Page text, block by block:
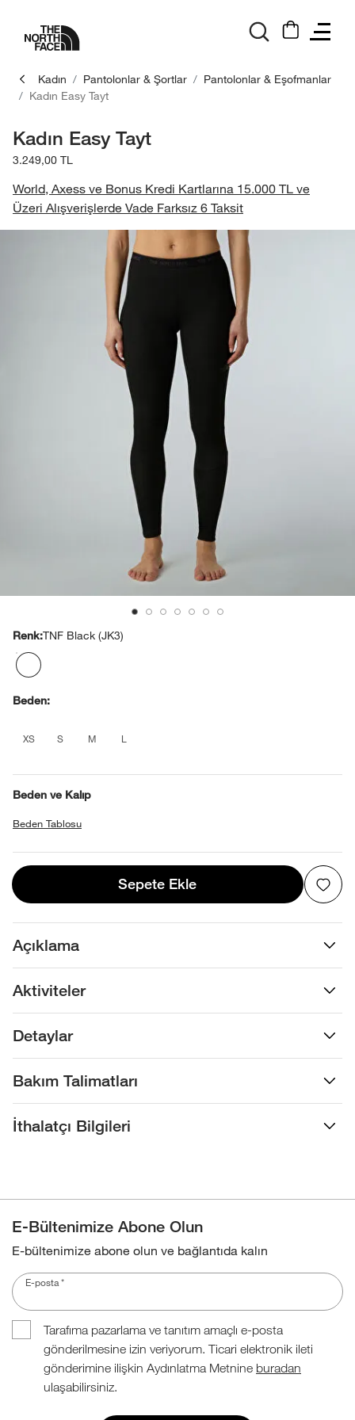
Kadın Pantolonlar & Şortlar
Pantolonlar & Eşofmanlar
Kadın Easy Tayt
Kadın Easy Tayt
3.249,00 TL
World, Axess ve Bonus Kredi Kartlarına 15.000 TL ve
Üzeri Alışverişlerde Vade Farksız 6 Taksit
Renk:TNF Black (JK3)
Beden:
XS S M L
Beden ve Kalıp
Beden Tablosu
Sepete Ekle
Sepete Ekle
Açıklama
Detaylar
Aktiviteler
Bakım Talimatları
İthalatçı Bilgileri
E-Bültenimize Abone Olun
E-bültenimize abone olun ve bağlantıda kalın
E-posta*
Tarafıma pazarlama ve tanıtım amaçlı e-posta
gönderilmesine izin veriyorum. Ticari elektronik ileti
gönderimine ilişkin Aydınlatma Metnine buradan
ulaşabilirsiniz.